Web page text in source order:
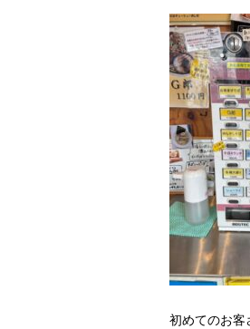
初めてのお客